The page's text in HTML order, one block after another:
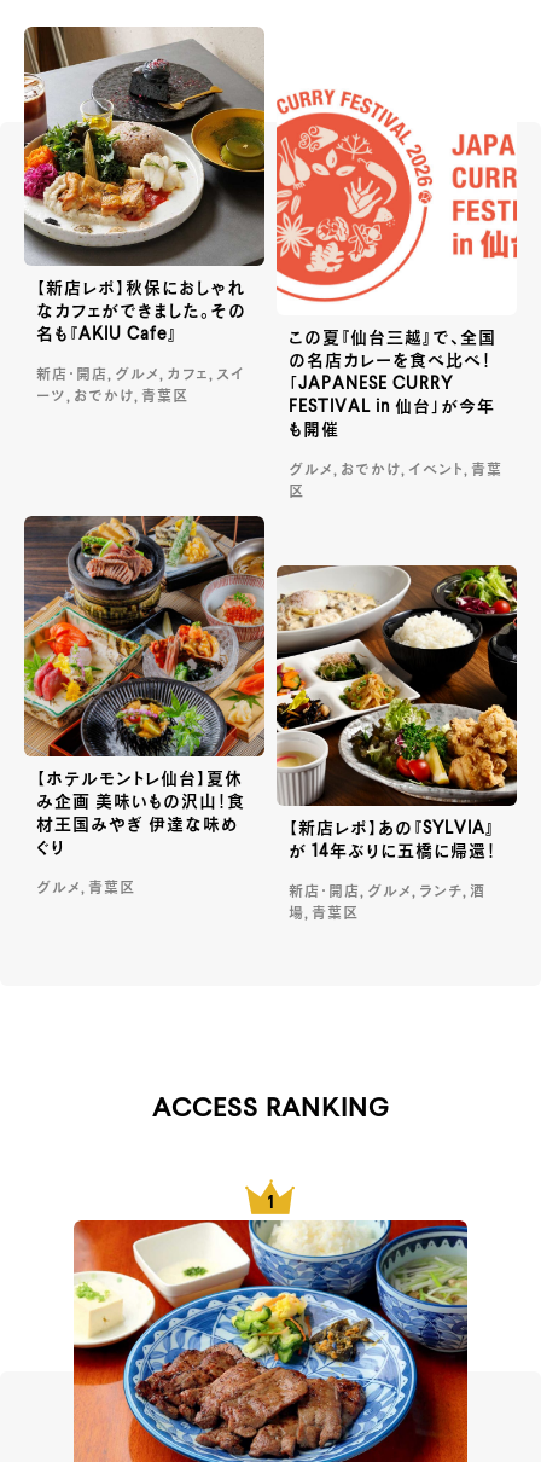
【新店レポ】秋保におしゃれ
なカフェができました。その
名も『AKIU Cafe』
新店・開店, グルメ, カフェ, スイ
ーツ, おでかけ, 青葉区
この夏『仙台三越』で、全国
の名店カレーを食べ比べ！
「JAPANESE CURRY
FESTIVAL in 仙台」が今年
も開催
グルメ, おでかけ, イベント, 青葉
区
【ホテルモントレ仙台】夏休
み企画 美味いもの沢山！食
材王国みやぎ 伊達な味め
ぐり
グルメ, 青葉区
【新店レポ】あの『SYLVIA』
が 14年ぶりに五橋に帰還！
新店・開店, グルメ, ランチ, 酒
場, 青葉区
ACCESS RANKING